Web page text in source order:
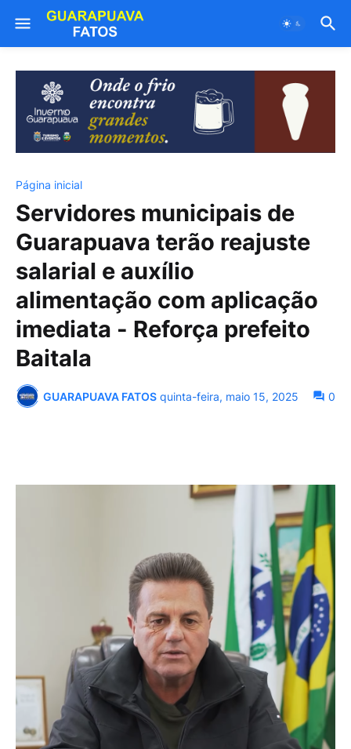
Página inicial
Servidores municipais de
Guarapuava terão reajuste
salarial e auxílio
alimentação com aplicação
imediata - Reforça prefeito
Baitala
GUARAPUAVA FATOS quinta-feira, maio 15, 2025 0